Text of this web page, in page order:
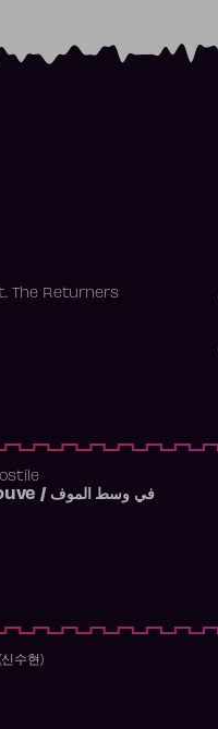
The Returners
Fi West El Mouve / في وسط الموف
수현)